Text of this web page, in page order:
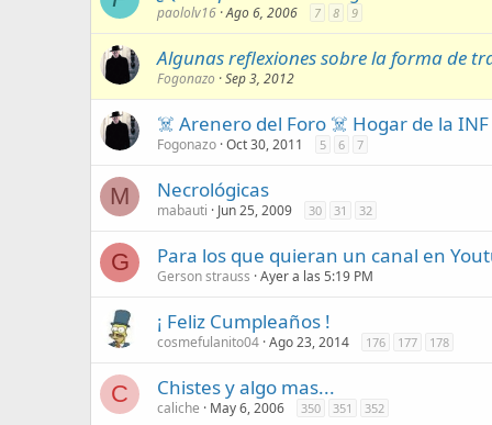
paololv16 Ago 6, 2006 7 8 9
Algunas reflexiones sobre la forma de
Fogonazo Sep 3, 2012
☠️ Arenero del Foro ☠️ Hogar de la
Fogonazo Oct 30, 2011 5 6 7
M Necrológicas
mabauti Jun 25, 2009 30 31 32
G Para los que quieran un canal en
Gerson strauss Ayer a las 5:19 PM
¡ Feliz Cumpleaños !
cosmefulanito04 Ago 23, 2014 176 177 178
C Chistes y algo mas...
caliche May 6, 2006 350 351 352